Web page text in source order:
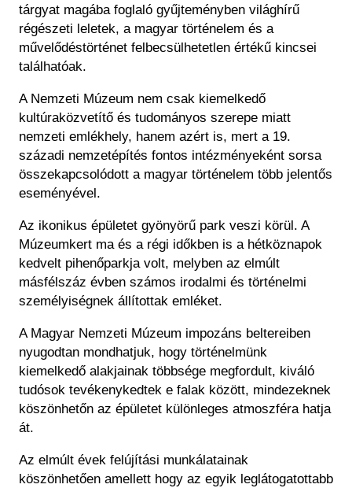
tárgyat magába foglaló gyűjteményben világhírű
régészeti leletek, a magyar történelem és a
művelődéstörténet felbecsülhetetlen értékű kincsei
találhatóak.
A Nemzeti Múzeum nem csak kiemelkedő
kultúraközvetítő és tudományos szerepe miatt
nemzeti emlékhely, hanem azért is, mert a 19.
századi nemzetépítés fontos intézményeként sorsa
összekapcsolódott a magyar történelem több jelentős
eseményével.
Az ikonikus épületet gyönyörű park veszi körül. A
Múzeumkert ma és a régi időkben is a hétköznapok
kedvelt pihenőparkja volt, melyben az elmúlt
másfélszáz évben számos irodalmi és történelmi
személyiségnek állítottak emléket.
A Magyar Nemzeti Múzeum impozáns beltereiben
nyugodtan mondhatjuk, hogy történelmünk
kiemelkedő alakjainak többsége megfordult, kiváló
tudósok tevékenykedtek e falak között, mindezeknek
köszönhetőn az épületet különleges atmoszféra hatja
át.
Az elmúlt évek felújítási munkálatainak
köszönhetően amellett hogy az egyik leglátogatottabb